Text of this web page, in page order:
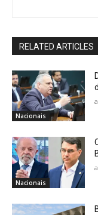
RELATED ARTICLES
Nacionais
Nacionais